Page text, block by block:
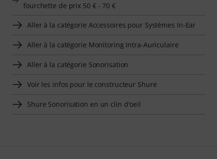
fourchette de prix 50 € - 70 €
Aller à la catégorie Accessoires pour Systèmes In-Ear
Aller à la catégorie Monitoring Intra-Auriculaire
Aller à la catégorie Sonorisation
Voir les infos pour le constructeur Shure
Shure Sonorisation en un clin d'oeil